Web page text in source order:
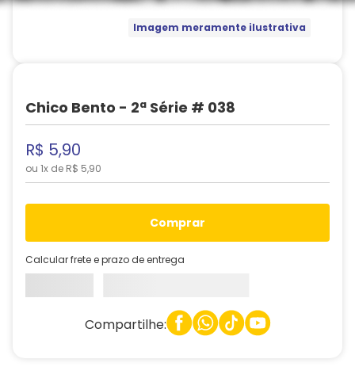
Imagem meramente ilustrativa
Chico Bento - 2ª Série # 038
R$ 5,90
ou 1x de R$ 5,90
comprar
Calcular frete e prazo de entrega
Compartilhe: